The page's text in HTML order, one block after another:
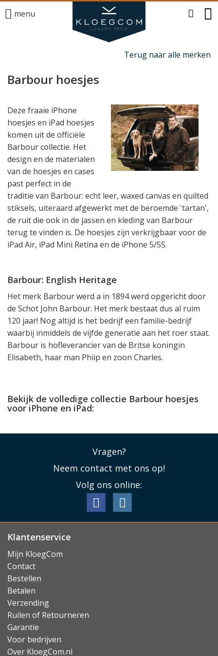
menu
Terug naar alle merken
Barbour hoesjes
Deze fraaie iPhone
hoesjes en iPad hoesjes
komen uit de officiële
Barbour collectie. Het
design en de materialen
van de hoesjes en cases
past perfect in de
traditie van Barbour: echt leer, waxed canvas en quilted
stiksels, uiteraard afgewerkt met de beroemde 'tartan',
de ruit die ook in de jassen en kleding van Barbour
terug te vinden is. De hoesjes zijn verkrijgbaar voor de
iPad Air, iPad Mini Retina en de iPhone 5/5S.
Barbour: English Heritage
Het merk Barbour werd a in 1894 werd opgericht door
de Schot John Barbour. Het merk bestaat dus al ruim
120 jaar! Nog altijd is het bedrijf een familie-bedrijf
waarbij inmiddels de vijfde generatie aan het roer staat.
Barbour is hofleverancier van de Britse koningin
Elisabeth, haar man Phiip en zoon Charles.
Bekijk de volledige collectie Barbour hoesjes
voor iPhone en iPad:
Vragen?
Neem contact met ons op!
Volg ons online:
Klantenservice
Mijn KloegCom
Contact
Bestellen
Betalen
Verzending
Ruilen of Retourneren
Garantie
Voor bedrijven
Over KloegCom.nl